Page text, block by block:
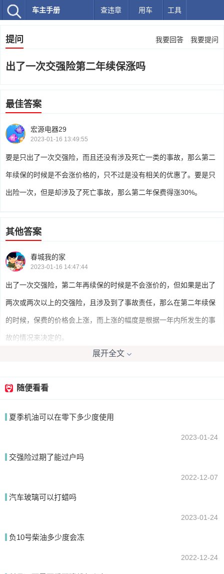
车主手册 查违章 用车 工具
提问 我要回答 我要提问
出了一次交强险第二年续保涨吗
最佳答案
宏源电器29
2023-01-16 13:49:55
要是只出了一次交强险，而且还没有涉及死亡一类的事故，那么第二
年续保的时候是不会涨价格的，只不过是没有相关的优惠了。要是只
出险一次，但是却涉及了死亡事故，那么第二年保费得涨30%。
其他答案
春城我的家
2023-01-16 14:47:44
出了一次交强险，第二年再续保的时候是不会涨价的，但如果是出了
两次或两次以上的交强险，且涉及到了事故责任，那么在第二年续保
的时候，保费的价格会上涨，而上涨的幅度是根据一年内所发生的事
故的情况来决定的。
2023-01-16 12:37:11
保险不会涨价，具体的请询问购买保险公司的相关出险条件。
我要回答
展开全文
随便看看
夏季机油可以在零下多少度使用
2023-01-24
交强险过期了能过户吗
2022-12-07
汽车玻璃可以打蜡吗
2023-01-24
负10号柴油多少度会冻
2022-12-24